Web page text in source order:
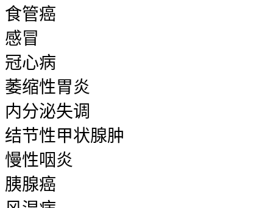
食管癌
感冒
冠心病
萎缩性胃炎
内分泌失调
结节性甲状腺肿
慢性咽炎
胰腺癌